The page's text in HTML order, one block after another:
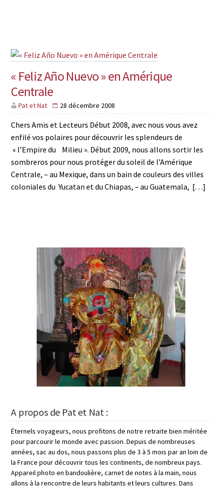
« Feliz Año Nuevo » en Amérique
Centrale
Pat et Nat 28 décembre 2008
Chers Amis et Lecteurs Début 2008, avec nous vous avez
enfilé vos polaires pour découvrir les splendeurs de
« l’Empire du Milieu ». Début 2009, nous allons sortir les
sombreros pour nous protéger du soleil de l’Amérique
Centrale, – au Mexique, dans un bain de couleurs des villes
coloniales du Yucatan et du Chiapas, – au Guatemala, […]
A propos de Pat et Nat :
Éternels voyageurs, nous profitons de notre retraite bien méritée
pour parcourir le monde avec passion. Depuis de nombreuses
années, sac au dos, nous passons plus de 3 à 5 mois par an loin de
la France pour découvrir tous les continents, de nombreux pays.
Appareil photo en bandoulière, carnet de notes à la main, nous
allons à la rencontre de leurs habitants et leurs cultures. Dans